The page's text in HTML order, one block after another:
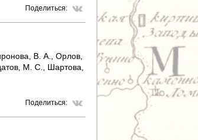
Поделиться:
В. А., Орлов,
М. С., Шартова,
Поделиться: